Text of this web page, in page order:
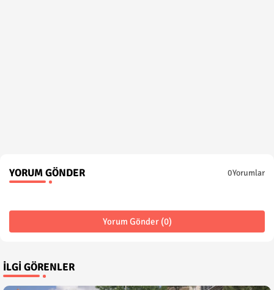
YORUM GÖNDER 0Yorumlar
Yorum Gönder (0)
İLGI GÖRENLER